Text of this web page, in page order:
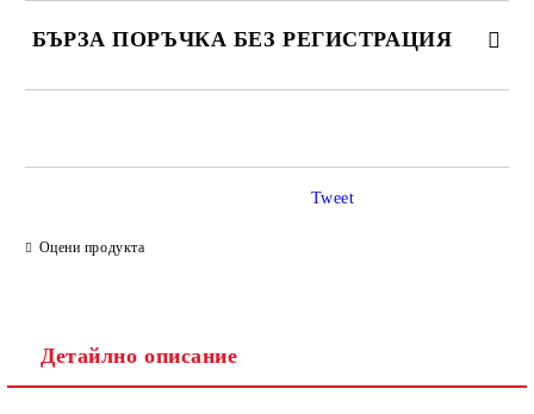
БЪРЗА ПОРЪЧКА БЕЗ РЕГИСТРАЦИЯ
Оцени продукта
Tweet
Детайлно описание